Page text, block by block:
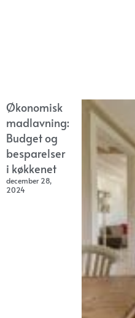
Økonomisk
madlavning:
Budget og
besparelser
i køkkenet
december 28,
2024